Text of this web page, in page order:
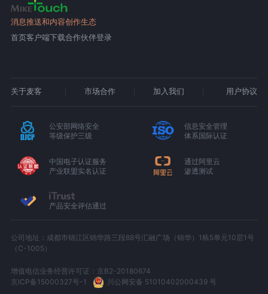
消息推送和内容创作生态
首页客户端下载合作伙伴登录
关于麦客 市场合作 加入我们 用户协议
公安部网络安全
等级保护三级
信息安全管理
体系国际认证
中国电子认证服务
产业联盟实名认证
通过阿里云
渗透测试
产品安全评估通过
公司地址：成都市锦江区锦华路三段88号汇融广场（锦华）1栋5单元10层1号
（C-1005）
增值电信业务经营许可证：京B2-20180674
京ICP备15000327号-1
川公网安备 51010402000439 号